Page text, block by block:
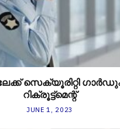
സെക്യൂരിറ്റി
റിക്രൂട്ട്‌മെന്റ്
JUNE 1, 2023